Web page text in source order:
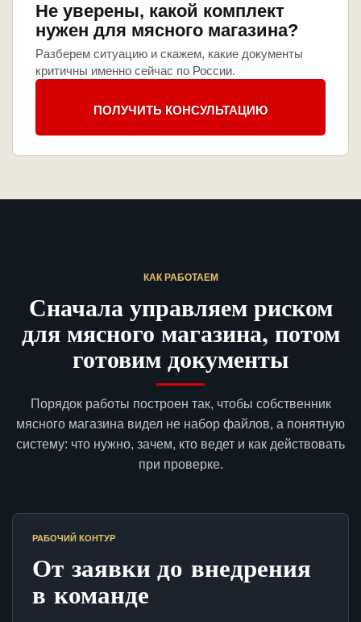
Не уверены, какой комплект
нужен для мясного магазина?
Разберем ситуацию и скажем, какие документы
критичны именно сейчас по России.
ПОЛУЧИТЬ КОНСУЛЬТАЦИЮ
КАК РАБОТАЕМ
Сначала управляем риском
для мясного магазина, потом
готовим документы
Порядок работы построен так, чтобы собственник
мясного магазина видел не набор файлов, а понятную
систему: что нужно, зачем, кто ведет и как действовать
при проверке.
РАБОЧИЙ КОНТУР
От заявки до внедрения
в команде